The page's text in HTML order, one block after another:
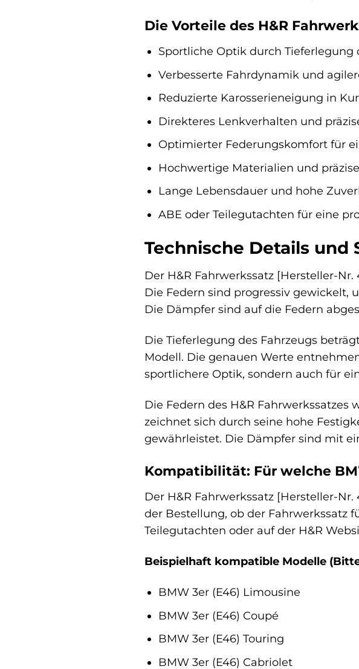
Die Vorteile des H&R
Sportliche Optik durch Tieferlegung
Verbesserte Fahrdynamik und
Reduzierte Karosserieneigung in
Direkteres Lenkverhalten und
Optimierter Federungskomfort für
Hochwertige Materialien und
Lange Lebensdauer und hohe
ABE oder Teilegutachten für eine
Technische Details und
Der H&R Fahrwerkssatz [Hersteller-
Die Federn sind progressiv gewickelt,
Die Dämpfer sind auf die Federn
Die Tieferlegung des Fahrzeugs
Modell. Die genauen Werte
sportlichere Optik, sondern auch für
Die Federn des H&R
zeichnet sich durch seine hohe
gewährleistet. Die Dämpfer sind mit
Kompatibilität: Für welche
Der H&R Fahrwerkssatz [Hersteller-
der Bestellung, ob der Fahrwerkssatz
Teilegutachten oder auf der H&R
Beispielhaft kompatible Modelle
BMW 3er (E46) Limousine
BMW 3er (E46) Coupé
BMW 3er (E46) Touring
BMW 3er (E46) Cabriolet